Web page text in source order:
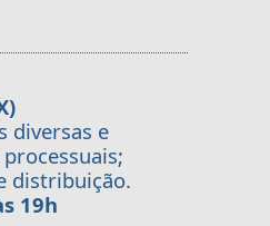
diversas e
distribuição.
19h